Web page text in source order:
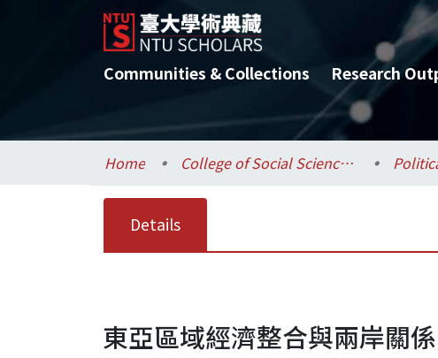
Communities & Collections Research
Home College of Social Sciences / 社會科學院
Details
東亞區域經濟整合與兩岸關